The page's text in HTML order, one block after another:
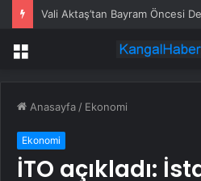
Vali Aktaş’tan Bayram Öncesi
Menü
Anasayfa / Ekonomi
Ekonomi
İTO açıkladı: